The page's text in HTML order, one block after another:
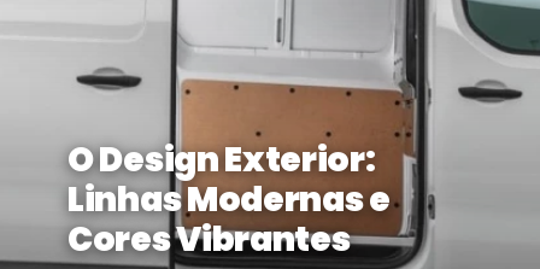
O Design Exterior:
Linhas Modernas e
Cores Vibrantes